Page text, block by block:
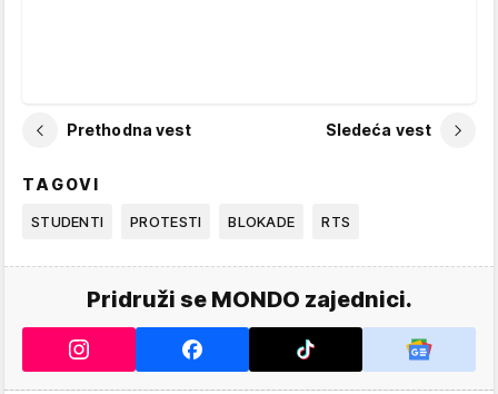
Prethodna vest Sledeća vest
TAGOVI
STUDENTI PROTESTI BLOKADE RTS
Pridruži se MONDO zajednici.